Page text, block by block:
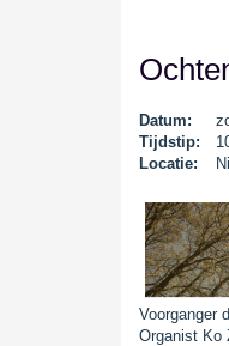
Datum:
Tijdstip:
Locatie:
Voorganger
Organist Ko